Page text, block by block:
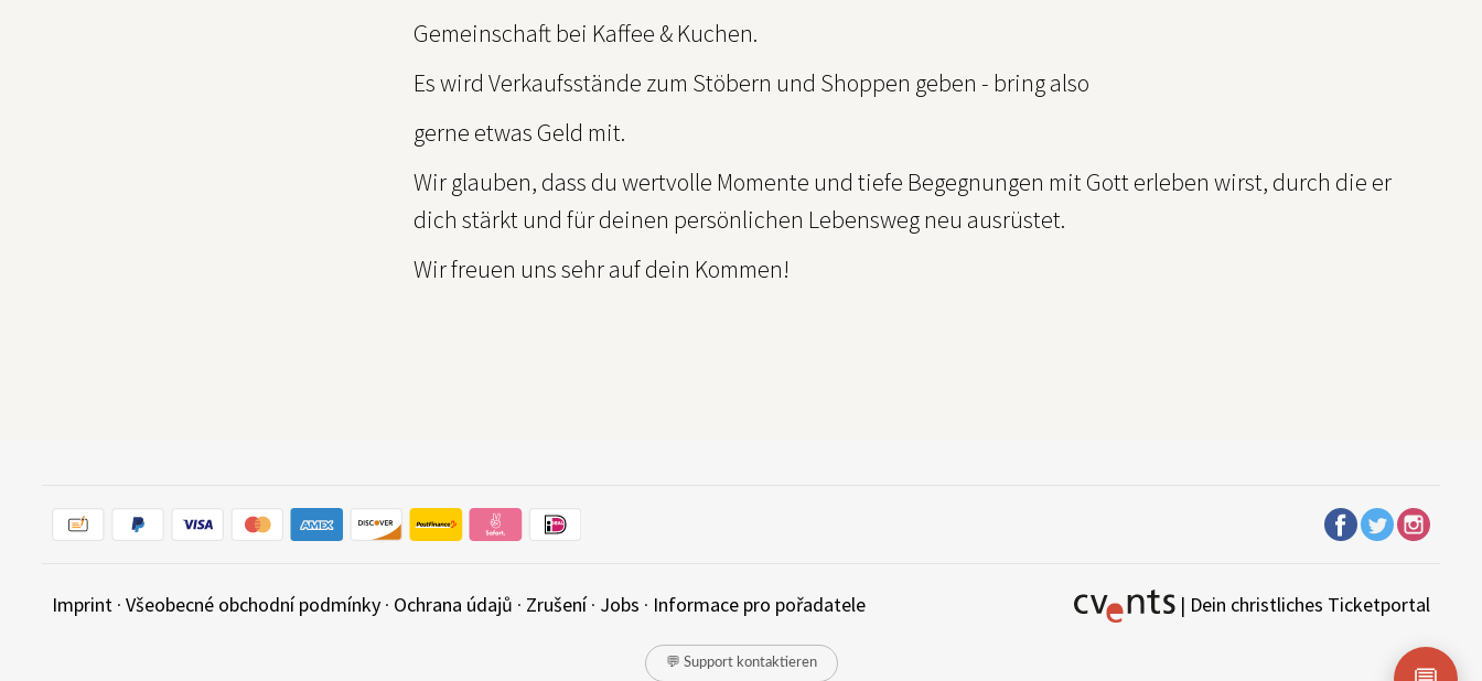
Gemeinschaft bei Kaffee & Kuchen.
Es wird Verkaufsstände zum Stöbern und Shoppen geben - bring also
gerne etwas Geld mit.
Wir glauben, dass du wertvolle Momente und tiefe Begegnungen mit Gott erleben wirst, durch die er
dich stärkt und für deinen persönlichen Lebensweg neu ausrüstet.
Wir freuen uns sehr auf dein Kommen!
Imprint · Všeobecné obchodní podmínky · Ochrana údajů · Zrušení· Jobs · Informace pro pořadatele | Dein christliches Ticketportal
💬 Support kontaktieren